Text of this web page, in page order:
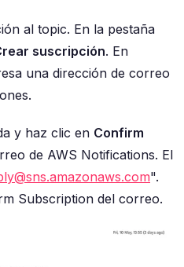
al topic. En la pestaña
suscripción. En
una dirección de correo
y haz clic en Confirm
de AWS Notifications. El
".
Subscription del correo.